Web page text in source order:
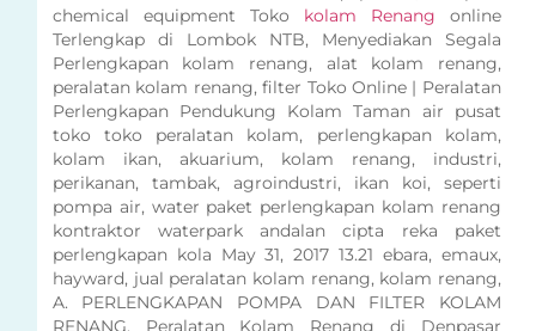
chemical equipment Toko kolam Renang online
Terlengkap di Lombok NTB, Menyediakan Segala
Perlengkapan kolam renang, alat kolam renang,
peralatan kolam renang, filter Toko Online | Peralatan
Perlengkapan Pendukung Kolam Taman air pusat
toko toko peralatan kolam, perlengkapan kolam,
kolam ikan, akuarium, kolam renang, industri,
perikanan, tambak, agroindustri, ikan koi, seperti
pompa air, water paket perlengkapan kolam renang
kontraktor waterpark andalan cipta reka paket
perlengkapan kola May 31, 2017 13.21 ebara, emaux,
hayward, jual peralatan kolam renang, kolam renang,
A. PERLENGKAPAN POMPA DAN FILTER KOLAM
RENANG. Peralatan Kolam Renang di Denpasar